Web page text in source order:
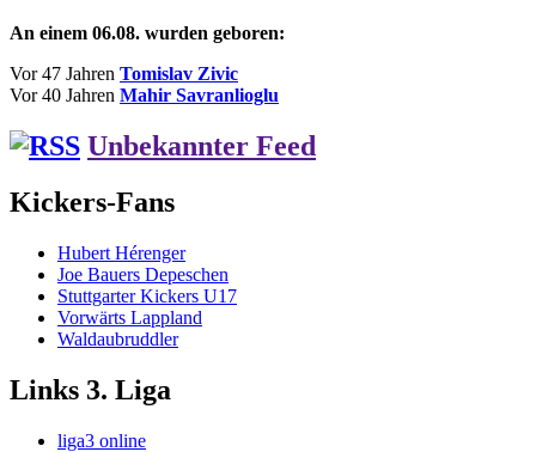
An einem 06.08. wurden geboren:
Vor 47 Jahren Tomislav Zivic
Vor 40 Jahren Mahir Savranlioglu
Unbekannter Feed
Kickers-Fans
Hubert Hérenger
Joe Bauers Depeschen
Stuttgarter Kickers U17
Vorwärts Lappland
Waldaubruddler
Links 3. Liga
liga3 online